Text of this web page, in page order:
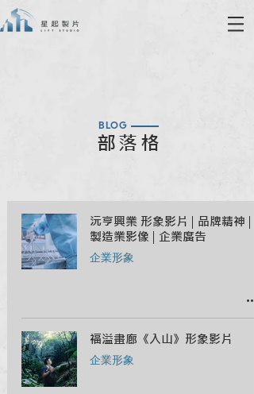
BLOG
部落格
沅亨興業 形象影片 | 品牌精神 |
製造業影像 | 企業廣告
企業形象
福溢畫廊《入山》形象影片
企業形象